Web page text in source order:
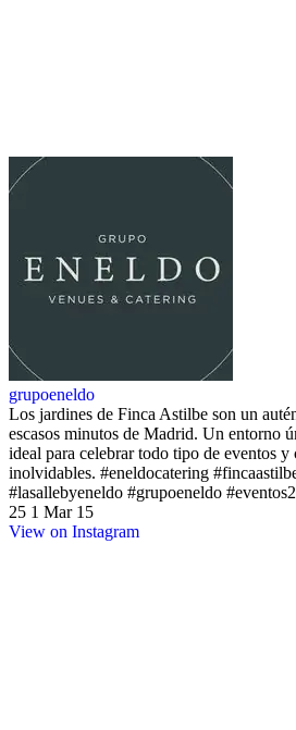
grupoeneldo
Los jardines de Finca Astilbe son un
escasos minutos de Madrid. Un entorno
ideal para celebrar todo tipo de eventos y
inolvidables. #eneldocatering
#lasallebyeneldo #grupoeneldo
25 1 Mar 15
View on Instagram